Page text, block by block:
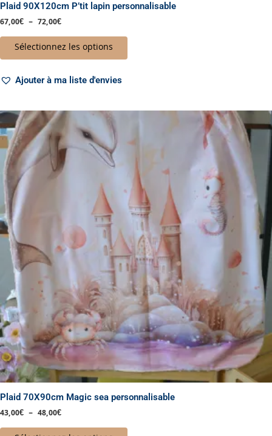
Plaid 90X120cm P’tit lapin personnalisable
67,00€ – 72,00€
Sélectionnez les options
Ajouter à ma liste d'envies
Plaid 70X90cm Magic sea personnalisable
43,00€ – 48,00€
Plage
de
prix :
43,00€
à
48,00€
a
plusieurs
variations.
options
peuvent
être
choisies
sur
la
page
du
produit